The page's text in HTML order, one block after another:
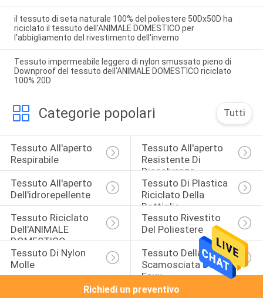
il tessuto di seta naturale 100% del poliestere 50Dx50D ha
riciclato il tessuto dell'ANIMALE DOMESTICO per
l'abbigliamento del rivestimento dell'inverno
Tessuto impermeabile leggero di nylon smussato pieno di
Downproof del tessuto dell'ANIMALE DOMESTICO riciclato
100% 20D
Categorie popolari Tutti
Tessuto All'aperto
Respirabile
Tessuto All'aperto
Resistente Di
Dissolvenza
Tessuto All'aperto
Dell'idrorepellente
Tessuto Di Plastica
Riciclato Della
Bottiglia
Tessuto Riciclato
Dell'ANIMALE
DOMESTICO
Tessuto Rivestito
Del Poliestere
Tessuto Di Nylon
Molle
Tessuto Della Pelle
Scamosciata Del
Faux
Richiedi un preventivo